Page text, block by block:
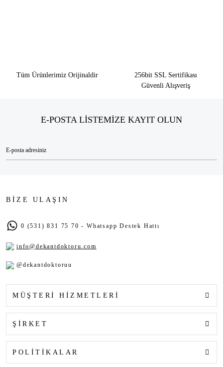
Tüm Ürünlerimiz Orijinaldir
256bit SSL Sertifikası
Güvenli Alışveriş
E-POSTA LİSTEMİZE KAYIT OLUN
BİZE ULAŞIN
0 (531) 831 75 70 - Whatsapp Destek Hattı
info@dekantdoktoru.com
@dekantdoktoruu
MÜŞTERİ HİZMETLERİ
ŞİRKET
POLİTİKALAR